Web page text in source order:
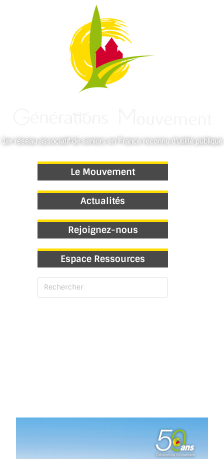
1er réseau associatif de seniors en France reconnu d’utilité publique
Le Mouvement
Actualités
Rejoignez-nous
Espace Ressources